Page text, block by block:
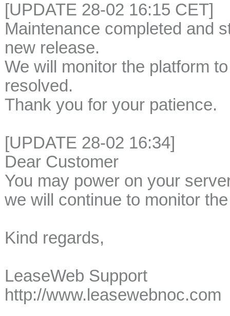
[UPDATE 28-02 16:15 CET]
Maintenance completed and
new release.
We will monitor the platform
resolved.
Thank you for your patience.
[UPDATE 28-02 16:34]
Dear Customer
You may power on your
we will continue to monitor
Kind regards,
LeaseWeb Support
http://www.leasewebnoc.com